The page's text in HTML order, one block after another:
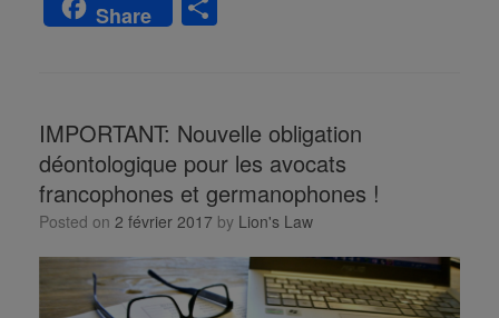
Share
IMPORTANT: Nouvelle obligation
déontologique pour les avocats
francophones et germanophones !
Posted on 2 février 2017 by Lion's Law